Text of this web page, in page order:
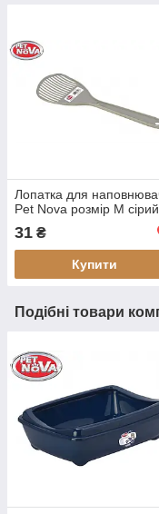
Лопатка для
Pet Nova розмір М сірий
31 ₴
Купити
Подібні товари